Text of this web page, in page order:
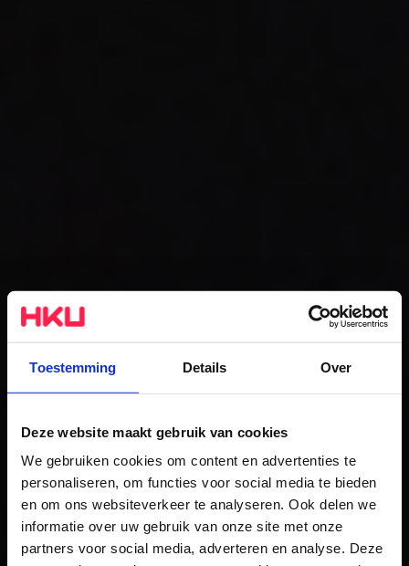
Toestemming Details Over
Deze website maakt gebruik van cookies
We gebruiken cookies om content en advertenties te
personaliseren, om functies voor social media te bieden
en om ons websiteverkeer te analyseren. Ook delen we
informatie over uw gebruik van onze site met onze
partners voor social media, adverteren en analyse. Deze
Graphic Design
De studie